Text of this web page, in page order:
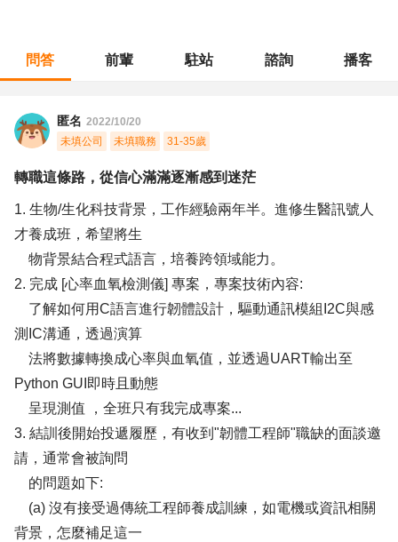
問答 前輩 駐站 諮詢 播客
匿名 2022/10/20
未填公司
未填職務 31-35歲
轉職這條路，從信心滿滿逐漸感到迷茫
1. 生物/生化科技背景，工作經驗兩年半。進修生醫訊號人
才養成班，希望將生
物背景結合程式語言，培養跨領域能力。
2. 完成 [心率血氧檢測儀] 專案，專案技術內容:
了解如何用C語言進行韌體設計，驅動通訊模組I2C與感
測IC溝通，透過演算
法將數據轉換成心率與血氧值，並透過UART輸出至
Python GUI即時且動態
呈現測值 ，全班只有我完成專案...
3. 結訓後開始投遞履歷，有收到"韌體工程師"職缺的面談邀
請，通常會被詢問
的問題如下:
(a) 沒有接受過傳統工程師養成訓練，如電機或資訊相關
背景，怎麼補足這一